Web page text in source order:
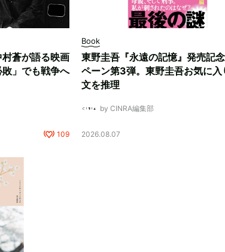
蒼が語る映画
敗」でも戦争へ
109
Book
東野圭吾『永遠の記憶』発売記
ペーン第3弾。東野圭吾お気に入
文を推理
by CINRA編集部
2026.08.07